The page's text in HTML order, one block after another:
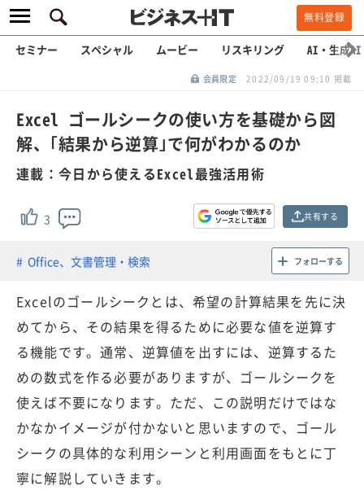
無料登録
セミナー スペシャル ムービー リスキリング AI・生成AI
会員限定 2022/09/19 09:10 掲載
Excel ゴールシークの使い方を基礎から図
解、｢結果から逆算｣で何がわかるのか
連載：今日から使えるExcel最強活用術
3 共有する
Office、文書管理・検索 フォローする
Excelのゴールシークとは、希望の計算結果を先に決
めてから、その結果を得るために必要な値を逆算す
る機能です。通常、逆算値を出すには、逆算するた
めの数式を作る必要がありますが、ゴールシークを
使えば不要になります。ただ、この説明だけではな
かなかイメージが付かないと思いますので、ゴール
シークの具体的な利用シーンと利用画面をもとに丁
寧に解説していきます。